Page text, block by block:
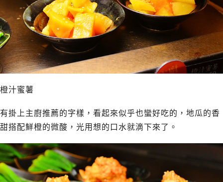
橙汁蜜薯
有掛上主廚推薦的字樣，看起來似乎也蠻好吃的，地瓜的香
甜搭配鮮橙的微酸，光用想的口水就滴下來了。